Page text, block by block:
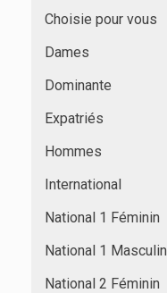
Choisie pour vous
Dames
Dominante
Expatriés
Hommes
International
National 1 Féminin
National 1 Masculin
National 2 Féminin